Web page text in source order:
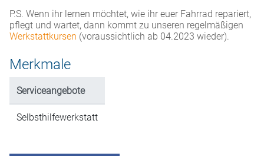
P.S. Wenn ihr lernen möchtet, wie ihr euer Fahrrad repariert,
pflegt und wartet, dann kommt zu unseren regelmäßigen
Werkstattkursen (voraussichtlich ab 04.2023 wieder).
Merkmale
Serviceangebote
Selbsthilfewerkstatt